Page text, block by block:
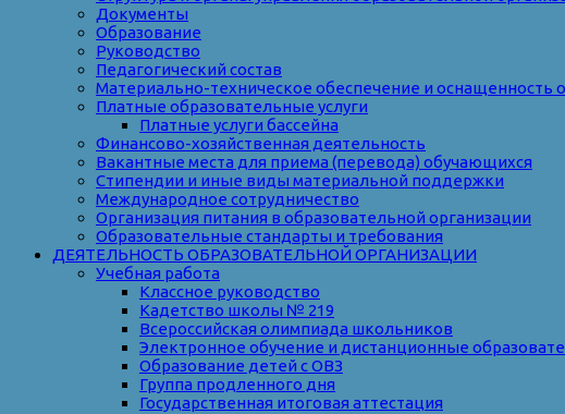
Документы
Образование
Руководство
Педагогический состав
Материально-техническое обеспечение и оснащенность
Платные образовательные услуги
Платные услуги бассейна
Финансово-хозяйственная деятельность
Вакантные места для приема (перевода) обучающихся
Стипендии и иные виды материальной поддержки
Международное сотрудничество
Организация питания в образовательной организации
Образовательные стандарты и требования
ДЕЯТЕЛЬНОСТЬ ОБРАЗОВАТЕЛЬНОЙ ОРГАНИЗАЦИИ
Учебная работа
Классное руководство
Кадетство школы № 219
Всероссийская олимпиада школьников
Электронное обучение и дистанционные
Образование детей с ОВЗ
Группа продленного дня
Государственная итоговая аттестация